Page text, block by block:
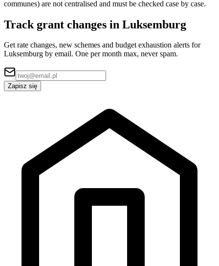
communes) are not centralised and must be checked case by case.
Track grant changes in Luksemburg
Get rate changes, new schemes and budget exhaustion alerts for
Luksemburg by email. One per month max, never spam.
Zapisz się